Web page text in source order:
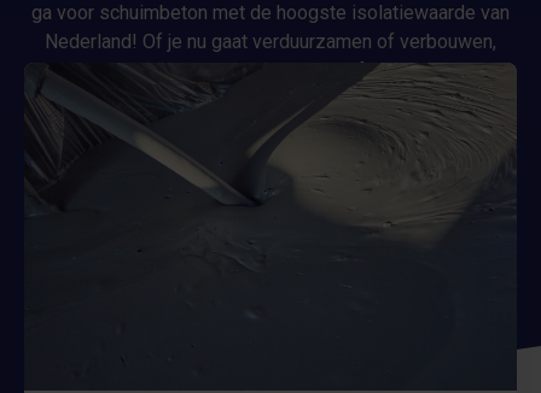
ga voor schuimbeton met de hoogste isolatiewaarde van
Nederland! Of je nu gaat verduurzamen of verbouwen,
Isolite75 schuimbeton van Faber Comfortvloer biedt de
perfecte combinatie van kracht en isolatie. Benieuwd naar
wat dit voor jouw renovatieproject betekenen? Lees
hieronder meer over de voordelen van Isolite75
schuimbeton in Haarlem.
Neem contact op